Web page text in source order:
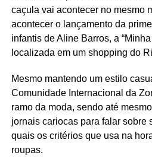
caçula vai acontecer no mesmo
acontecer o lançamento da
infantis de Aline Barros, a
localizada em um shopping do
Mesmo mantendo um estilo
Comunidade Internacional da
ramo da moda, sendo até
jornais cariocas para falar sobre
quais os critérios que usa na
roupas.